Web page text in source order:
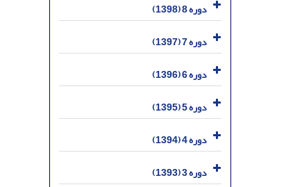
دوره 8 (1398)
دوره 7 (1397)
دوره 6 (1396)
دوره 5 (1395)
دوره 4 (1394)
دوره 3 (1393)